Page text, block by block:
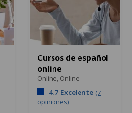
Cursos de español
online
Online, Online
4.7 Excelente (7
opiniones)